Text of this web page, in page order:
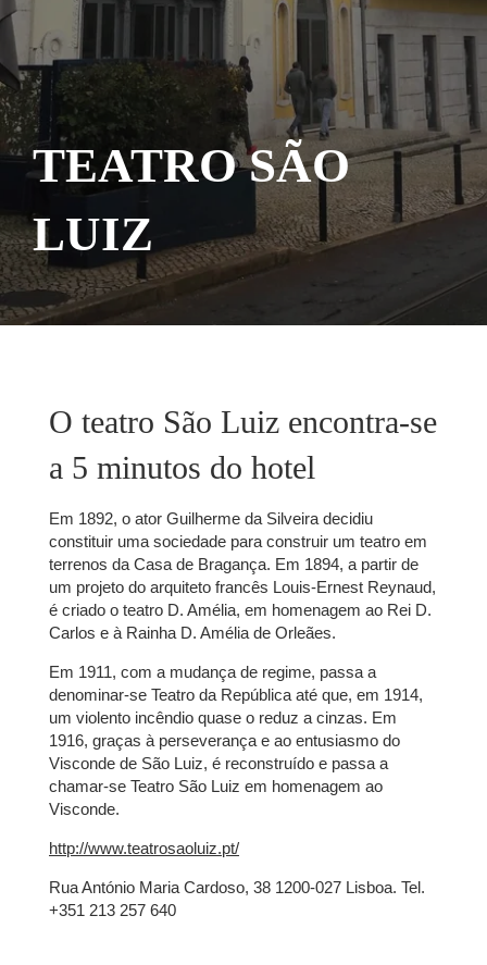
TEATRO SÃO
LUIZ
O teatro São Luiz encontra-se
a 5 minutos do hotel
Em 1892, o ator Guilherme da Silveira decidiu
constituir uma sociedade para construir um teatro em
terrenos da Casa de Bragança. Em 1894, a partir de
um projeto do arquiteto francês Louis-Ernest Reynaud,
é criado o teatro D. Amélia, em homenagem ao Rei D.
Carlos e à Rainha D. Amélia de Orleães.
Em 1911, com a mudança de regime, passa a
denominar-se Teatro da República até que, em 1914,
um violento incêndio quase o reduz a cinzas. Em
1916, graças à perseverança e ao entusiasmo do
Visconde de São Luiz, é reconstruído e passa a
chamar-se Teatro São Luiz em homenagem ao
Visconde.
http://www.teatrosaoluiz.pt/
Rua António Maria Cardoso, 38 1200-027 Lisboa. Tel.
+351 213 257 640
QUARTOS